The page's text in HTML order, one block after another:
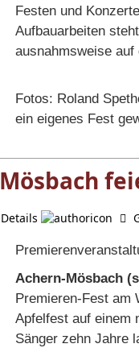
Festen und
Aufbauarbeiten
ausnahmsweise
Fotos: Roland
ein eigenes Fest
Mösbach
Details
Achern-Mösbach
Premieren-Fest am
Apfelfest auf einem
Sänger zehn Jahre